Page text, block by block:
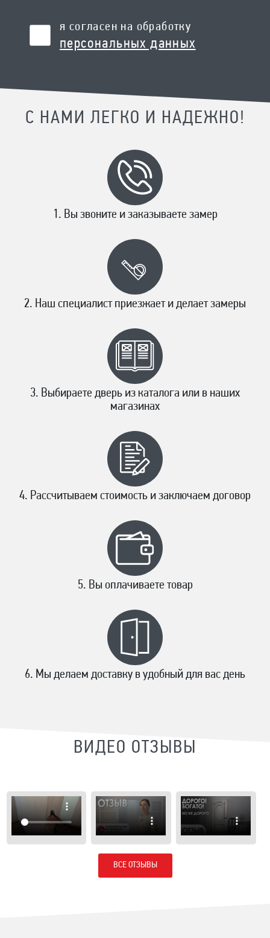
я согласен на обработку
персональных данных
С НАМИ ЛЕГКО И НАДЕЖНО!
Вы звоните и заказываете замер
Наш специалист приезжает и делает замеры
Выбираете дверь из каталога или в наших
магазинах
Рассчитываем стоимость и заключаем договор
Вы оплачиваете товар
Мы делаем доставку в удобный для вас день
ВИДЕО ОТЗЫВЫ
ВСЕ ОТЗЫВЫ